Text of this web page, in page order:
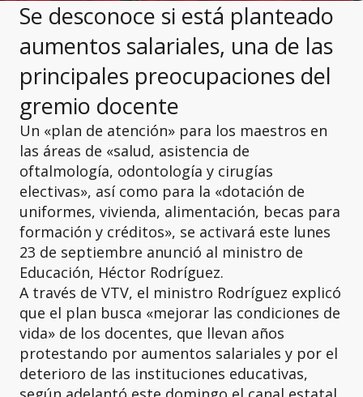
Se desconoce si está planteado
aumentos salariales, una de las
principales preocupaciones del
gremio docente
Un «plan de atención» para los maestros en
las áreas de «salud, asistencia de
oftalmología, odontología y cirugías
electivas», así como para la «dotación de
uniformes, vivienda, alimentación, becas para
formación y créditos», se activará este lunes
23 de septiembre anunció al ministro de
Educación, Héctor Rodríguez.
A través de VTV, el ministro Rodríguez explicó
que el plan busca «mejorar las condiciones de
vida» de los docentes, que llevan años
protestando por aumentos salariales y por el
deterioro de las instituciones educativas,